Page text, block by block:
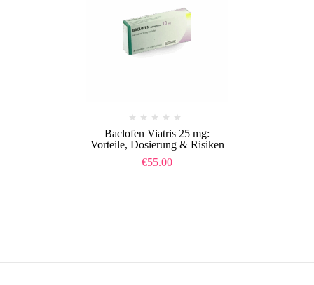
Baclofen Viatris 25 mg:
Vorteile, Dosierung & Risiken
€55.00